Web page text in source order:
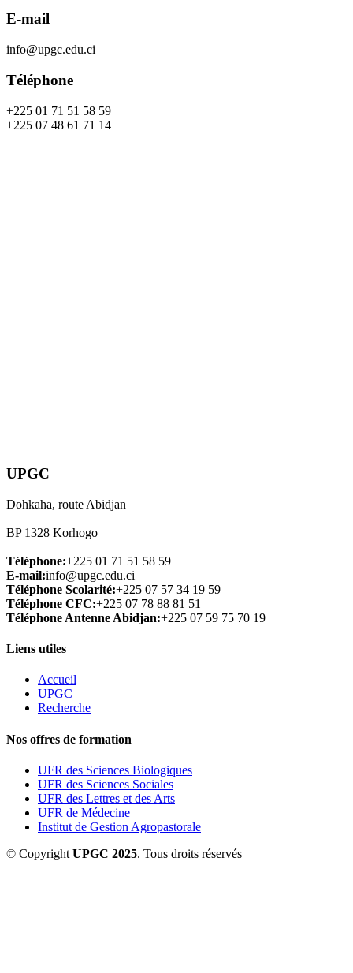
E-mail
info@upgc.edu.ci
Téléphone
+225 01 71 51 58 59
+225 07 48 61 71 14
UPGC
Dohkaha, route Abidjan
BP 1328 Korhogo
Téléphone:+225 01 71 51 58 59
E-mail:info@upgc.edu.ci
Téléphone Scolarité:+225 07 57 34 19 59
Téléphone CFC:+225 07 78 88 81 51
Téléphone Antenne Abidjan:+225 07 59 75 70 19
Liens utiles
Accueil
UPGC
Recherche
Nos offres de formation
UFR des Sciences Biologiques
UFR des Sciences Sociales
UFR des Lettres et des Arts
UFR de Médecine
Institut de Gestion Agropastorale
© Copyright UPGC 2025. Tous droits réservés